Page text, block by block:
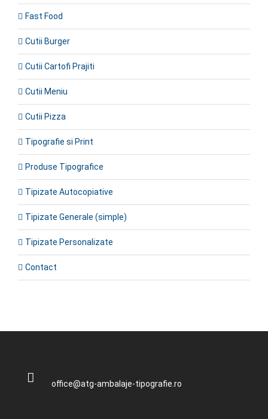
Fast Food
Cutii Burger
Cutii Cartofi Prajiti
Cutii Meniu
Cutii Pizza
Tipografie si Print
Produse Tipografice
Tipizate Autocopiative
Tipizate Generale (simple)
Tipizate Personalizate
Contact
office@atg-ambalaje-tipografie.ro